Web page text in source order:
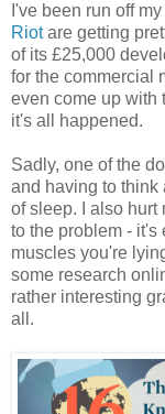
I've been run off
Riotare getting
of its £25,000
for the commercial
even come up with
it's all happened.
Sadly, one of the
and having to think
of sleep. I also hurt
to the problem - it's
muscles you're
some research
rather interesting
all.